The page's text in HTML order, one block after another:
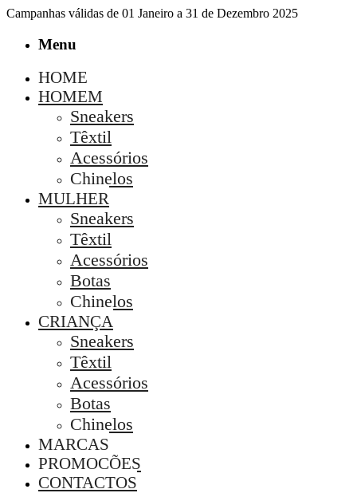
Campanhas válidas de 01 Janeiro a 31 de Dezembro 2025
Menu
HOME
HOMEM
Sneakers
Têxtil
Acessórios
Chinelos
MULHER
Sneakers
Têxtil
Acessórios
Botas
Chinelos
CRIANÇA
Sneakers
Têxtil
Acessórios
Botas
Chinelos
MARCAS
PROMOÇÕES
CONTACTOS